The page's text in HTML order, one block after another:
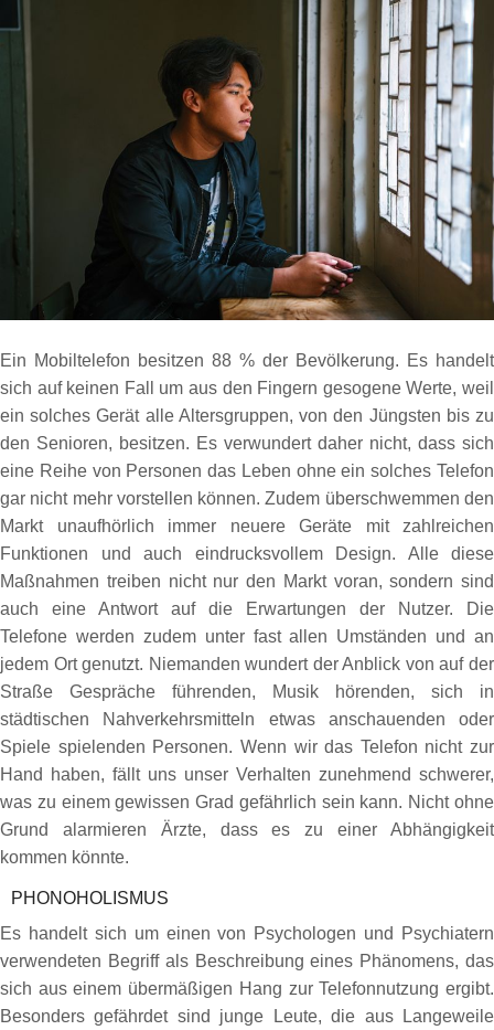
Ein Mobiltelefon besitzen 88 % der Bevölkerung. Es handelt
sich auf keinen Fall um aus den Fingern gesogene Werte, weil
ein solches Gerät alle Altersgruppen, von den Jüngsten bis zu
den Senioren, besitzen. Es verwundert daher nicht, dass sich
eine Reihe von Personen das Leben ohne ein solches Telefon
gar nicht mehr vorstellen können. Zudem überschwemmen den
Markt unaufhörlich immer neuere Geräte mit zahlreichen
Funktionen und auch eindrucksvollem Design. Alle diese
Maßnahmen treiben nicht nur den Markt voran, sondern sind
auch eine Antwort auf die Erwartungen der Nutzer. Die
Telefone werden zudem unter fast allen Umständen und an
jedem Ort genutzt. Niemanden wundert der Anblick von auf der
Straße Gespräche führenden, Musik hörenden, sich in
städtischen Nahverkehrsmitteln etwas anschauenden oder
Spiele spielenden Personen. Wenn wir das Telefon nicht zur
Hand haben, fällt uns unser Verhalten zunehmend schwerer,
was zu einem gewissen Grad gefährlich sein kann. Nicht ohne
Grund alarmieren Ärzte, dass es zu einer Abhängigkeit
kommen könnte.
PHONOHOLISMUS
Es handelt sich um einen von Psychologen und Psychiatern
verwendeten Begriff als Beschreibung eines Phänomens, das
sich aus einem übermäßigen Hang zur Telefonnutzung ergibt.
Besonders gefährdet sind junge Leute, die aus Langeweile